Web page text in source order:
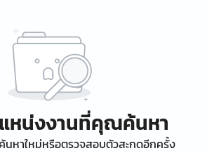
หน่งงานที่คุณค้นหา
นหาใหม่หรือตรวจสอบตัวสะกดอีกครั้ง